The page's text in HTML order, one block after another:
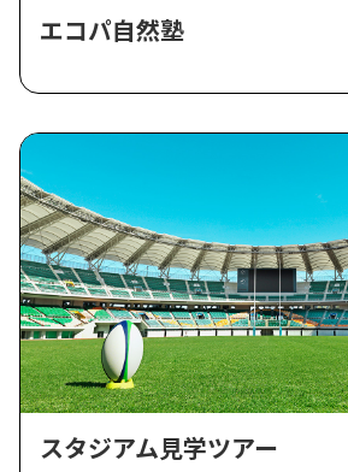
エコパ自然塾
スタジアム見学ツアー